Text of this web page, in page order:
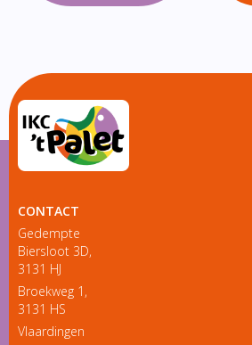
CONTACT
Gedempte
Biersloot 3D,
3131 HJ
Broekweg 1,
3131 HS
Vlaardingen